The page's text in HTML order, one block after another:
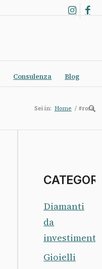
Consulenza Blog
Sei in: Home / #rosa
CATEGORIE
Diamanti
da
investimento
Gioielli